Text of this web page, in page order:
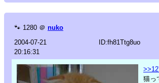
🐾 1280 ＠ nuko
2004-07-21
20:16:31
ID:fh81Ttg8uo
猫っ